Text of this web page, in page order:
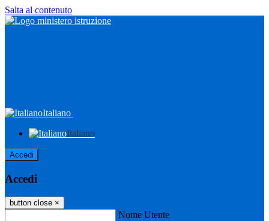
Salta al contenuto
Italiano
Italiano
Accedi
Accedi
button close ×
Nome Utente